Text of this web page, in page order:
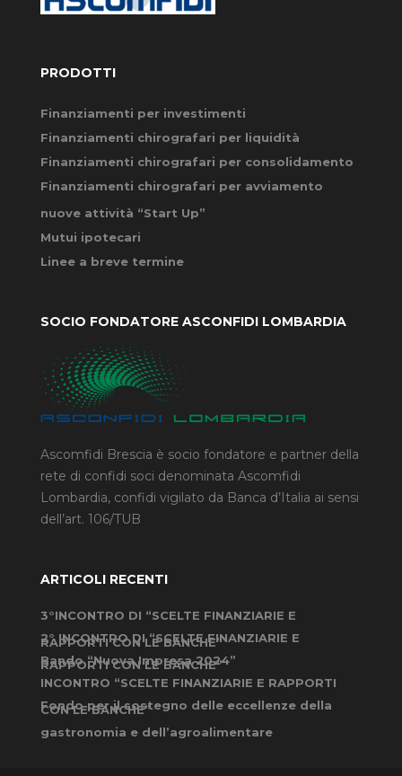
PRODOTTI
Finanziamenti per investimenti
Finanziamenti chirografari per liquidità
Finanziamenti chirografari per consolidamento
Finanziamenti chirografari per avviamento
nuove attività “Start Up”
Mutui ipotecari
Linee a breve termine
SOCIO FONDATORE ASCONFIDI LOMBARDIA
Ascomfidi Brescia è socio fondatore e partner della
rete di confidi soci denominata Ascomfidi
Lombardia, confidi vigilato da Banca d’Italia ai sensi
dell’art. 106/TUB
ARTICOLI RECENTI
3°INCONTRO DI “SCELTE FINANZIARIE E
RAPPORTI CON LE BANCHE”
2° INCONTRO DI “SCELTE FINANZIARIE E
RAPPORTI CON LE BANCHE”
Bando “Nuova Impresa 2024”
INCONTRO “SCELTE FINANZIARIE E RAPPORTI
CON LE BANCHE”
Fondo per il sostegno delle eccellenze della
gastronomia e dell’agroalimentare